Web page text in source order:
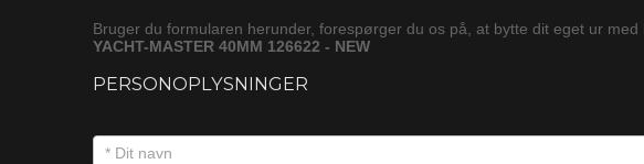
Bruger du formularen herunder, forespørger du os på, at bytte dit eget ur med
YACHT-MASTER 40MM 126622 - NEW
PERSONOPLYSNINGER